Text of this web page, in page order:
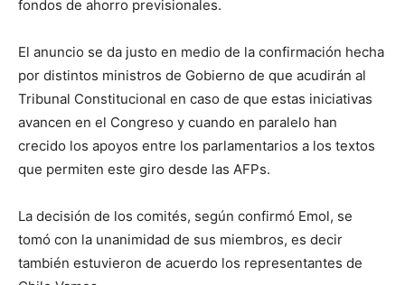
fondos de ahorro previsionales.
El anuncio se da justo en medio de la confirmación hecha
por distintos ministros de Gobierno de que acudirán al
Tribunal Constitucional en caso de que estas iniciativas
avancen en el Congreso y cuando en paralelo han
crecido los apoyos entre los parlamentarios a los textos
que permiten este giro desde las AFPs.
La decisión de los comités, según confirmó Emol, se
tomó con la unanimidad de sus miembros, es decir
también estuvieron de acuerdo los representantes de